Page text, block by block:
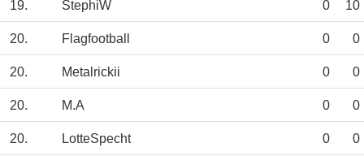
19. StephiW 0 10
20. Flagfootball 0 0
20. Metalrickii 0 0
20. M.A 0 0
20. LotteSpecht 0 0